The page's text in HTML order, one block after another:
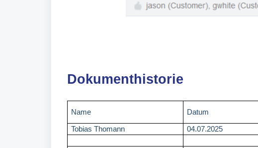
Dokumenthistorie
Name Datum
Tobias Thomann 04.07.2025